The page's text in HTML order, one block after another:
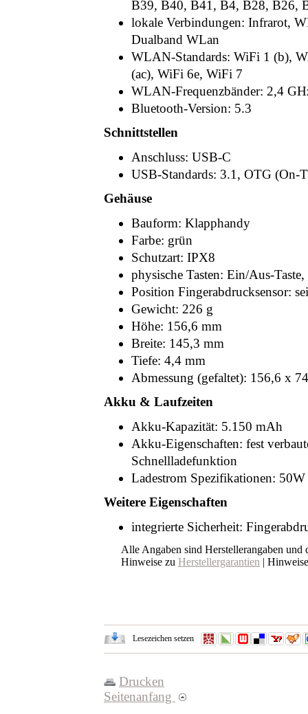
B39, B40, B41, B4, B28, B26,
lokale Verbindungen: Infrarot,
Dualband WLan
WLAN-Standards: WiFi 1 (b),
(ac), WiFi 6e, WiFi 7
WLAN-Frequenzbänder: 2,4
Bluetooth-Version: 5.3
Schnittstellen
Anschluss: USB-C
USB-Standards: 3.1, OTG (On-
Gehäuse
Bauform: Klapphandy
Farbe: grün
Schutzart: IPX8
physische Tasten: Ein/Aus-
Position Fingerabdrucksensor:
Gewicht: 226 g
Höhe: 156,6 mm
Breite: 145,3 mm
Tiefe: 4,4 mm
Abmessung (gefaltet): 156,6 x
Akku & Laufzeiten
Akku-Kapazität: 5.150 mAh
Akku-Eigenschaften: fest
Schnellladefunktion
Ladestrom Spezifikationen:
Weitere Eigenschaften
integrierte Sicherheit:
Alle Angaben sind Herstellerangaben und
Hinweise zu Herstellergarantien |
Lesezeichen setzen
Drucken
Seitenanfang